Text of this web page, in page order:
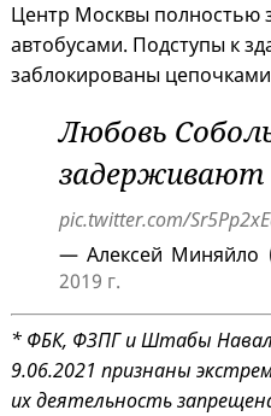
Центр Москвы полностью
автобусами. Подступы к
заблокированы
Любовь
задерживают
pic.twitter.com/
— Алексей Миняйло
2019 г.
* ФБК, ФЗПГ и Штабы
9.06.2021 признаны
их деятельность